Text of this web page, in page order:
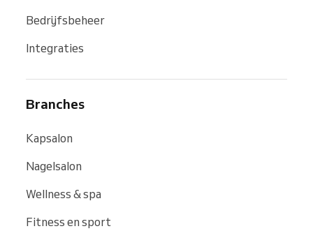
Bedrijfsbeheer
Integraties
Branches
Kapsalon
Nagelsalon
Wellness & spa
Fitness en sport